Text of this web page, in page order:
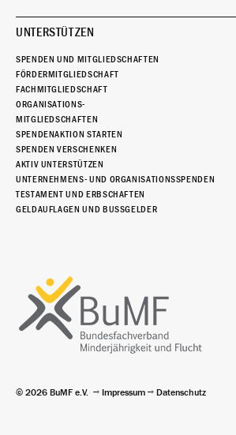
UNTERSTÜTZEN
SPENDEN UND MITGLIEDSCHAFTEN
FÖRDERMITGLIEDSCHAFT
FACHMITGLIEDSCHAFT
ORGANISATIONS-
MITGLIEDSCHAFTEN
SPENDENAKTION STARTEN
SPENDEN VERSCHENKEN
AKTIV UNTERSTÜTZEN
UNTERNEHMENS- UND ORGANISATIONSSPENDEN
TESTAMENT UND ERBSCHAFTEN
GELDAUFLAGEN UND BUSSGELDER
© 2026 BuMF e.V. Impressum Datenschutz